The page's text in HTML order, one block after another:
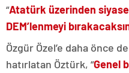
“Atatürk üzerinden
DEM’lenmeyi
Özgür Özel’e daha önce
hatırlatan Öztürk, “Genel